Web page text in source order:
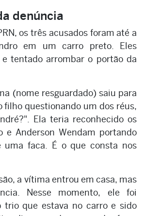
denúncia
os três acusados foram até a
em um carro preto. Eles
tentado arrombar o portão da
(nome resguardado) saiu para
filho questionando um dos réus,
Ela teria reconhecido os
e Anderson Wendam portando
uma faca. É o que consta nos
a vítima entrou em casa, mas
Nesse momento, ele foi
trio que estava no carro e sido